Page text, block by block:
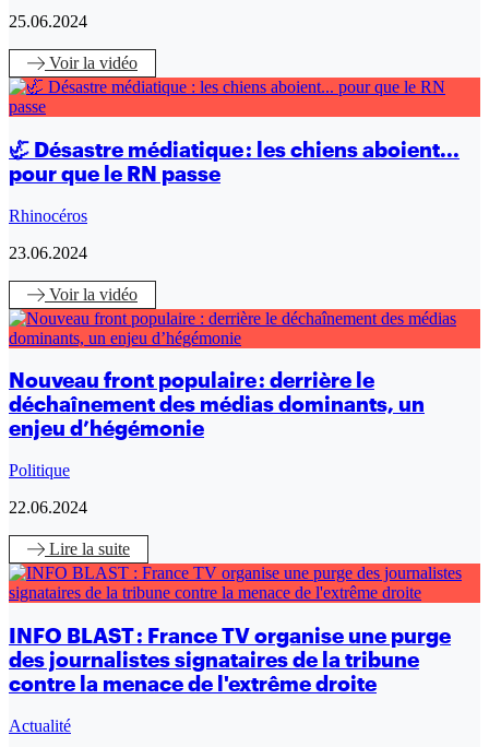
25.06.2024
Voirla vidéo
🦏 Désastre médiatique : les chiens aboient...
pour que le RN passe
Rhinocéros
23.06.2024
Voirla vidéo
Nouveau front populaire : derrière le
déchaînement des médias dominants, un
enjeu d’hégémonie
Politique
22.06.2024
Lire la suite
INFO BLAST : France TV organise une purge
des journalistes signataires de la tribune
contre la menace de l'extrême droite
Actualité